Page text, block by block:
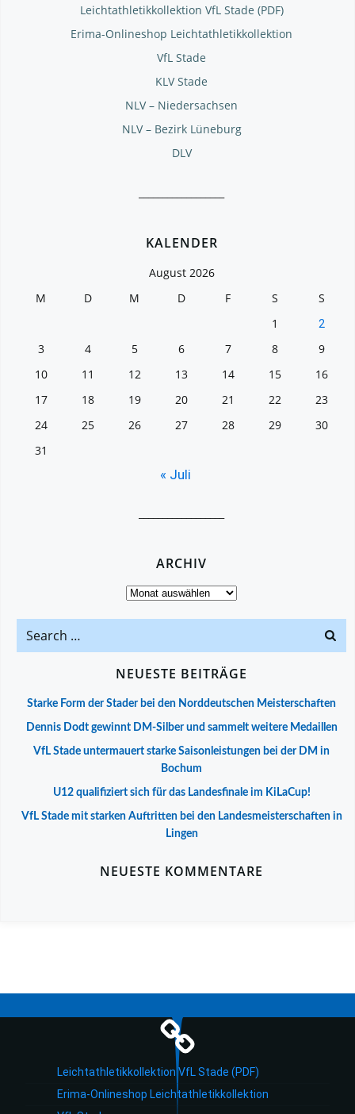
Leichtathletikkollektion VfL Stade (PDF)
Erima-Onlineshop Leichtathletikkollektion
VfL Stade
KLV Stade
NLV – Niedersachsen
NLV – Bezirk Lüneburg
DLV
KALENDER
August 2026
M
D M D F S
S
1
2
3 4 5 6 7 8
9
10
11 12 13 14 15
16
17
18 19 20 21 22
23
24
25 26 27 28 29
30
31
« Juli
ARCHIV
Archiv
Search
for:
NEUESTE BEITRÄGE
Starke Form der Stader bei den Norddeutschen Meisterschaften
Dennis Dodt gewinnt DM-Silber und sammelt weitere Medaillen
VfL Stade untermauert starke Saisonleistungen bei der DM in
Bochum
U12 qualifiziert sich für das Landesfinale im KiLaCup!
VfL Stade mit starken Auftritten bei den Landesmeisterschaften in
Lingen
NEUESTE KOMMENTARE
Leichtathletikkollektion VfL Stade (PDF)
Erima-Onlineshop Leichtathletikkollektion